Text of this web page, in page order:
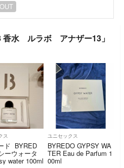
香水 ルラボ アナザー13」
ス
ド BYRED
ーウォータ
water 100ml
ユニセックス
BYREDO GYPSY WA
TER Eau de Parfum 1
00ml